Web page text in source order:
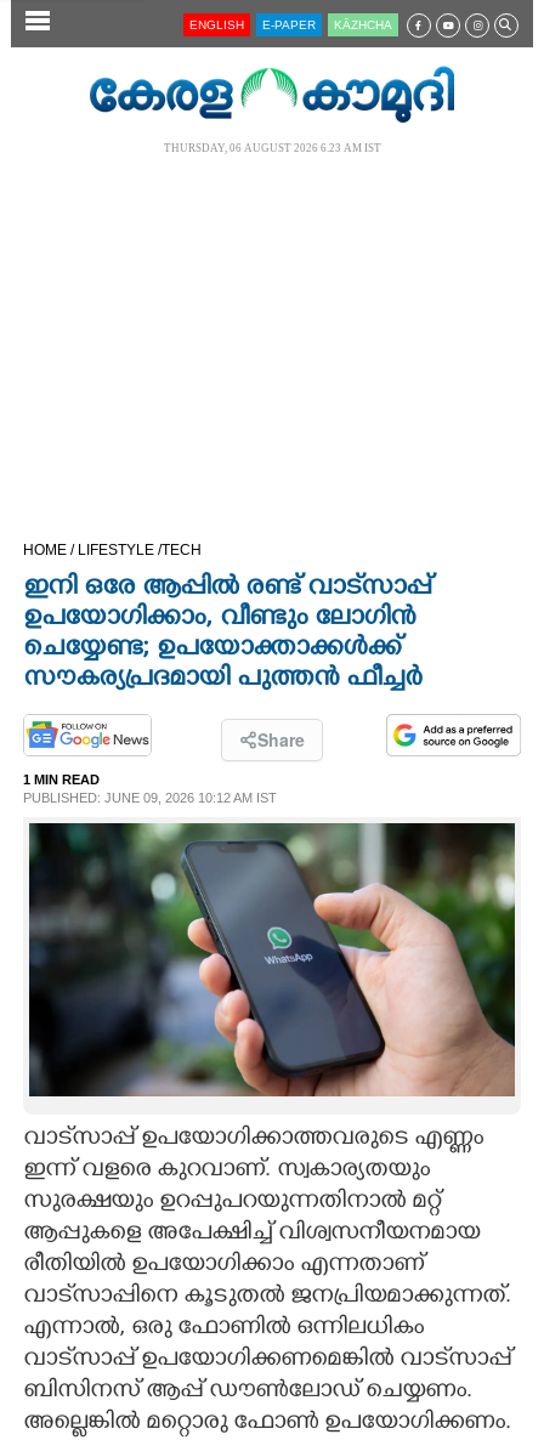
SECTIONS
OPINION
LIFESTYLE
SPIRITUAL
INFO+
ASTRO
CARTOONS
LITERATURE
ZOOM
CONTACT US
ENGLISH E-PAPER KĀZHCHA
THURSDAY, 06 AUGUST 2026 6.23 AM IST
HOME / LIFESTYLE /TECH
ഇനി ഒരേ ആപ്പിൽ രണ്ട് വാട്‌സാപ്പ്
ഉപയോഗിക്കാം, വീണ്ടും ലോഗിൻ
ചെയ്യേണ്ട; ഉപയോക്താക്കൾക്ക്
സൗകര്യപ്രദമായി പുത്തൻ ഫീച്ചർ
Share
1 MIN READ
PUBLISHED: JUNE 09, 2026 10:12 AM IST
വാട്‌‌സാപ്പ് ഉപയോഗിക്കാത്തവരുടെ എണ്ണം
ഇന്ന് വളരെ കുറവാണ്. സ്വകാര്യതയും
സുരക്ഷയും ഉറപ്പുപറയുന്നതിനാൽ മറ്റ്
ആപ്പുകളെ അപേക്ഷിച്ച് വിശ്വസനീയനമായ
രീതിയിൽ ഉപയോഗിക്കാം എന്നതാണ്
വാട്‌സാപ്പിനെ കൂടുതൽ ജനപ്രിയമാക്കുന്നത്.
എന്നാൽ, ഒരു ഫോണിൽ ഒന്നിലധികം
വാട്‌സാപ്പ് ഉപയോഗിക്കണമെങ്കിൽ വാട്‌സാപ്പ്
ബിസിനസ് ആപ്പ് ഡൗൺലോഡ് ചെയ്യണം.
അല്ലെങ്കിൽ മറ്റൊരു ഫോൺ ഉപയോഗിക്കണം.